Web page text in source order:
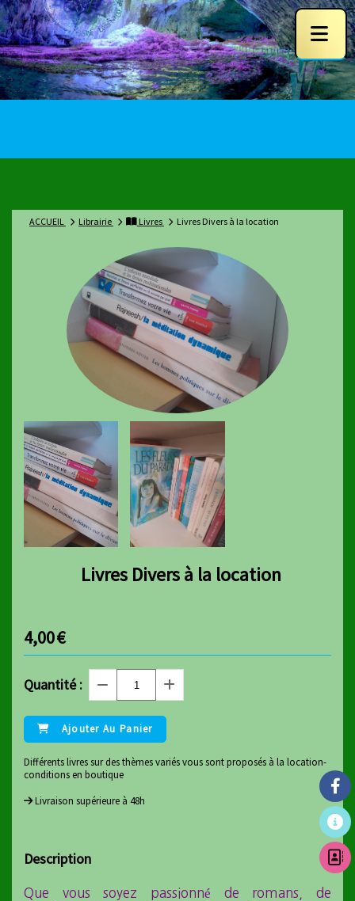
ACCUEIL Librairie Livres Livres Divers à la location
Livres Divers à la location
4,00€
Quantité :
Ajouter Au Panier
Différents livres sur des thèmes variés vous sont proposés à la location-
conditions en boutique
Livraison supérieure à 48h
Description
Que vous soyez passionné de romans, de